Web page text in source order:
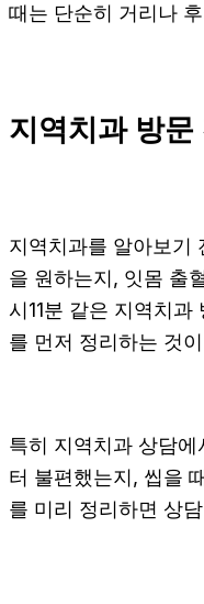
때는 단순히 거리나
지역치과 방
지역치과를 알아보기
을 원하는지, 잇몸 출
시11분 같은 지역치
를 먼저 정리하는 것
특히 지역치과 상담
터 불편했는지, 씹을
를 미리 정리하면 상